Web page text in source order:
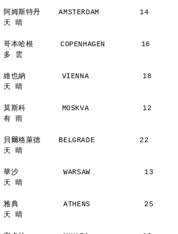
阿姆斯特丹    AMSTERDAM         14
天 晴
哥本哈根      COPENHAGEN        16
多 雲
維也納        VIENNA            18
天 晴
莫斯科        MOSKVA            12
有 雨
貝爾格萊德    BELGRADE          22
天 晴
華沙          WARSAW            13
天 晴
雅典          ATHENS            25
天 晴